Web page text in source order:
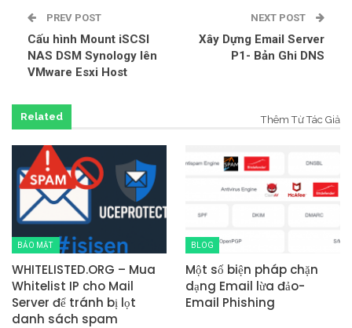
PREV POST
Cấu hình Mount iSCSI
NAS DSM Synology lên
VMware Esxi Host
NEXT POST
Xây Dựng Email Server
P1- Bản Ghi DNS
Related Thêm Từ Tác Giả
BẢO MẬT
WHITELISTED.ORG – Mua
Whitelist IP cho Mail
Server để tránh bị lọt
danh sách spam
BLOG
Một số biện pháp chặn
dạng Email lừa đảo-
Email Phishing